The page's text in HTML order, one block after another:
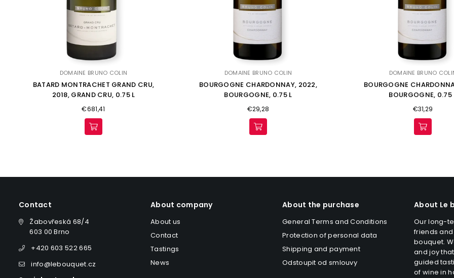
DOMAINE BRUNO COLIN
BATARD MONTRACHET GRAND CRU,
2018, GRAND CRU, 0.75 L
Regular
price
€681,41
DOMAINE BRUNO COLIN
BOURGOGNE CHARDONNAY, 2022,
BOURGOGNE, 0.75 L
Regular
price
€29,28
DOMAINE BRUNO
BOURGOGNE
BOURGOGNE, 0.75
Regular
price
€31,29
Contact
Žabovřeská 68/4
603 00 Brno
+420 603 522 665
info@lebouquet.cz
About company
About us
Contact
Tastings
News
About the purchase
General Terms and Conditions
Protection of personal data
Shipping and payment
Odstoupit od smlouvy
About Le
Our long-
friends
bouquet.
and joy
guided
of wine in